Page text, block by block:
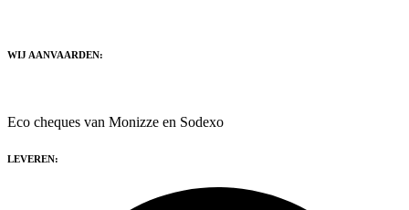
WIJ AANVAARDEN:
Eco cheques van Monizze en Sodexo
LEVEREN: